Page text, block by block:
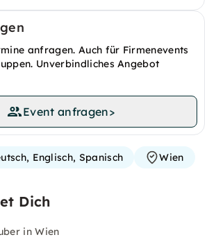
anfragen. Auch für Firmenevents
Unverbindliches Angebot
Event anfragen>
Englisch, Spanisch Wien
Dich
in Wien